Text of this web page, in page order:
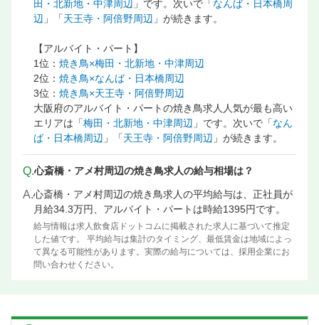
田・北新地・中津周辺 」です。次いで「なんば・日本橋周
辺 」「天王寺・阿倍野周辺 」が続きます。
【アルバイト・パート】
1位： 焼き鳥×梅田・北新地・中津周辺
2位： 焼き鳥×なんば・日本橋周辺
3位： 焼き鳥×天王寺・阿倍野周辺
大阪府のアルバイト・パートの焼き鳥求人人気が最も高い
エリアは「梅田・北新地・中津周辺 」です。次いで「なん
ば・日本橋周辺 」「天王寺・阿倍野周辺 」が続きます。
Q.心斎橋・アメ村周辺の焼き鳥求人の給与相場は？
A.心斎橋・アメ村周辺の焼き鳥求人の平均給与は、正社員が
月給34.3万円、アルバイト・パートは時給1395円です。
給与情報は求人飲食店ドットコムに掲載された求人に基づいて推定
した値です。 平均給与は集計のタイミング、最低賃金は地域によっ
て異なる可能性があります。実際の給与については、採用企業にお
問い合わせください。